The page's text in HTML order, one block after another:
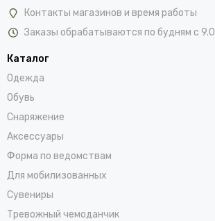
Контакты магазинов и время работы
Заказы обрабатываются по будням с
Каталог
Одежда
Обувь
Снаряжение
Аксессуары
Форма по ведомствам
Для мобилизованных
Сувениры
Тревожный чемоданчик